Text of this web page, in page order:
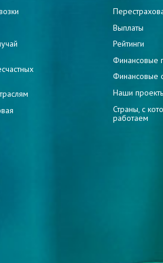
Выплаты
Рейтинги
Финансовые
Финансовые
Наши
Страны, с
работаем